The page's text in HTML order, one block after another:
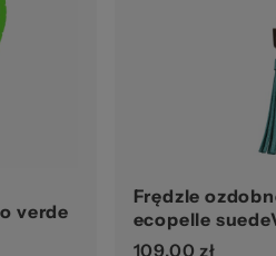
verde
Frędzle
ecopelle
109,00 zł